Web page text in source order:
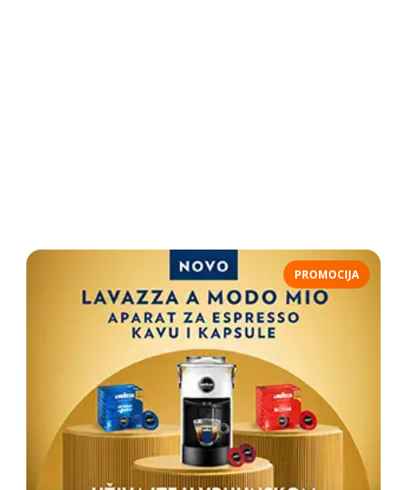
PROMOCIJA